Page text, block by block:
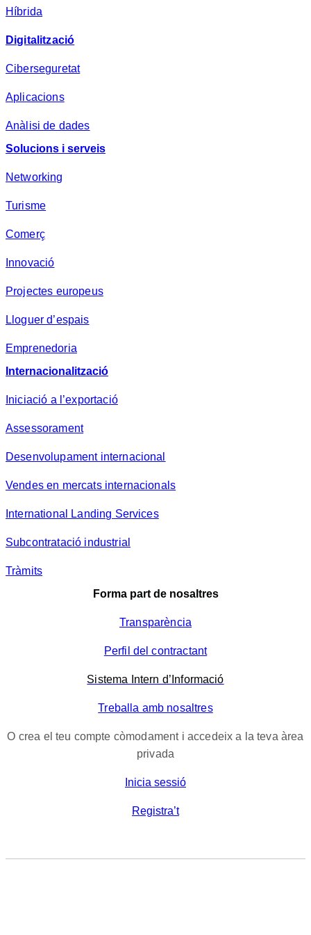
Híbrida
Digitalització
Ciberseguretat
Aplicacions
Anàlisi de dades
Solucions i serveis
Networking
Turisme
Comerç
Innovació
Projectes europeus
Lloguer d’espais
Emprenedoria
Internacionalització
Iniciació a l’exportació
Assessorament
Desenvolupament internacional
Vendes en mercats internacionals
International Landing Services
Subcontratació industrial
Tràmits
Forma part de nosaltres
Transparència
Perfil del contractant
Sistema Intern d’Informació
Treballa amb nosaltres
O crea el teu compte còmodament i accedeix a la teva àrea
privada
Inicia sessió
Registra’t